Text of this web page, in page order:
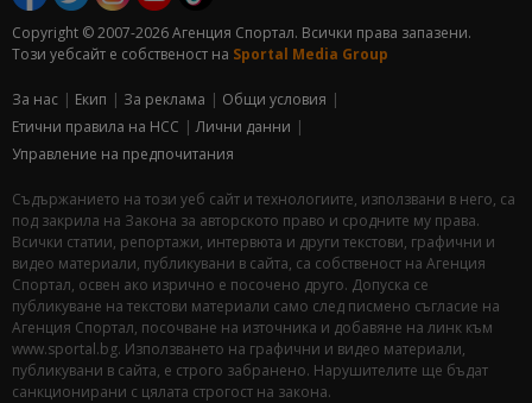
Copyright © 2007-2026 Агенция Спортал. Всички права запазени.
Този уебсайт е собственост на Sportal Media Group
За нас Екип За рекламa
Общи условия
Етични правила на НСС
Лични данни
Управление на предпочитания
Съдържанието на този уеб сайт и технологиите, използвани в него, са
под закрила на Закона за авторското право и сродните му права.
Всички статии, репортажи, интервюта и други текстови, графични и
видео материали, публикувани в сайта, са собственост на Агенция
Спортал, освен ако изрично е посочено друго. Допуска се
публикуване на текстови материали само след писмено съгласие на
Агенция Спортал, посочване на източника и добавяне на линк към
www.sportal.bg. Използването на графични и видео материали,
публикувани в сайта, е строго забранено. Нарушителите ще бъдат
санкционирани с цялата строгост на закона.